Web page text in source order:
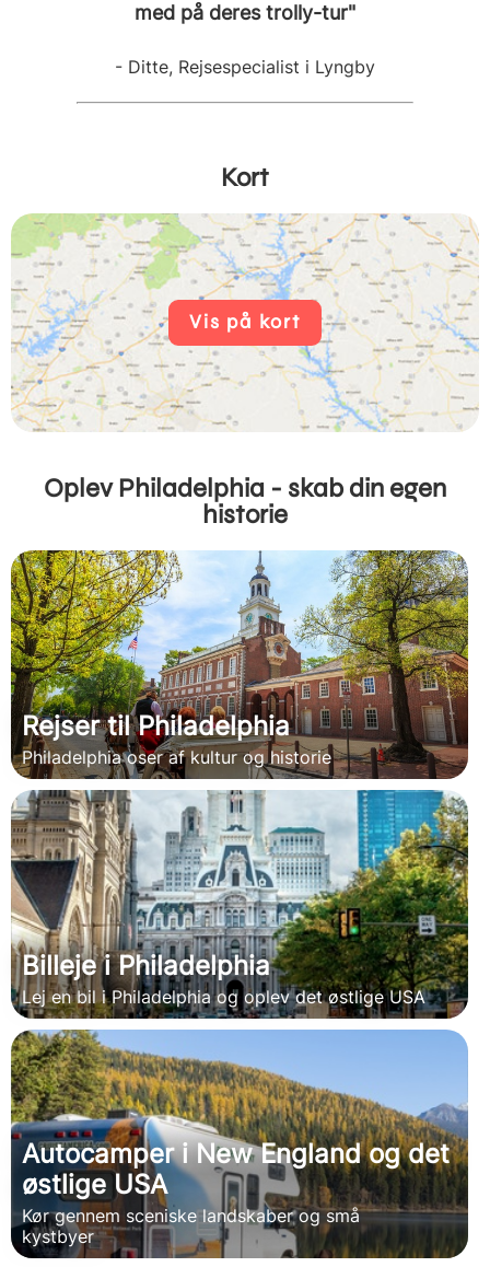
med på deres trolly-tur"
- Ditte, Rejsespecialist i Lyngby
Kort
Vis på kort
Oplev Philadelphia - skab din egen
historie
Rejser til Philadelphia
Philadelphia oser af kultur og historie
Billeje i Philadelphia
Lej en bil i Philadelphia og oplev det østlige USA
Autocamper i New England og det
østlige USA
Kør gennem sceniske landskaber og små
kystbyer